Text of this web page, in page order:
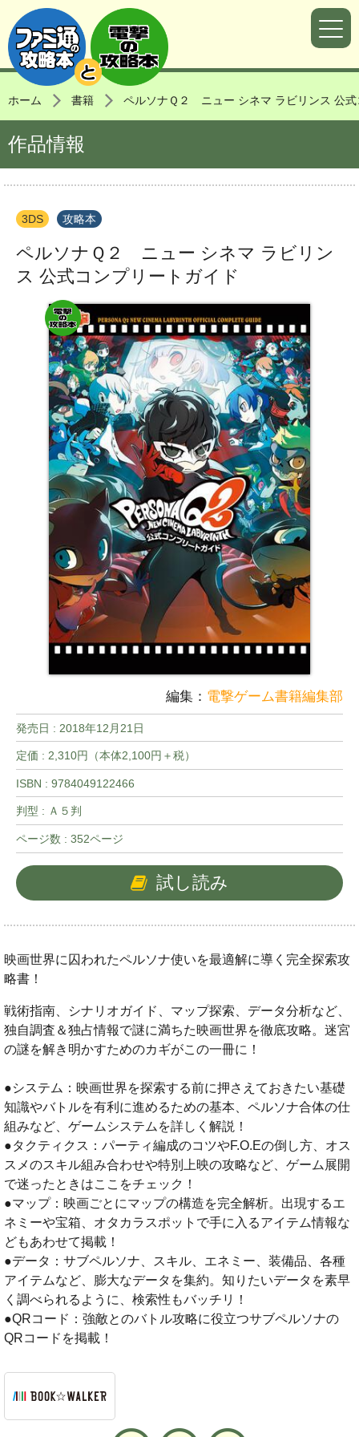
ホーム 書籍 ペルソナＱ２ ニュー シネマ ラビリンス 公式
作品情報
3DS 攻略本
ペルソナＱ２ ニュー シネマ ラビリン
ス 公式コンプリートガイド
編集： 電撃ゲーム書籍編集部
発売日 : 2018年12月21日
定価 : 2,310円（本体2,100円＋税）
ISBN : 9784049122466
判型 : Ａ５判
ページ数 : 352ページ
試し読み
映画世界に囚われたペルソナ使いを最適解に導く完全探索攻
略書！
戦術指南、シナリオガイド、マップ探索、データ分析など、
独自調査＆独占情報で謎に満ちた映画世界を徹底攻略。迷宮
の謎を解き明かすためのカギがこの一冊に！
●システム：映画世界を探索する前に押さえておきたい基礎
知識やバトルを有利に進めるための基本、ペルソナ合体の仕
組みなど、ゲームシステムを詳しく解説！
●タクティクス：パーティ編成のコツやF.O.Eの倒し方、オス
スメのスキル組み合わせや特別上映の攻略など、ゲーム展開
で迷ったときはここをチェック！
●マップ：映画ごとにマップの構造を完全解析。出現するエ
ネミーや宝箱、オタカラスポットで手に入るアイテム情報な
どもあわせて掲載！
●データ：サブペルソナ、スキル、エネミー、装備品、各種
アイテムなど、膨大なデータを集約。知りたいデータを素早
く調べられるように、検索性もバッチリ！
●QRコード：強敵とのバトル攻略に役立つサブペルソナの
QRコードを掲載！